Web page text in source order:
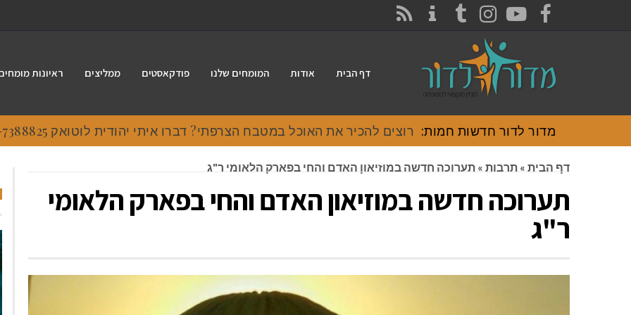
FACEBOOK
YOUTUBE
INSTAGRAM
TUMBLR
דף הבית אודות המומחים שלנו פודקאסטים ממליצים ראיונות
מדור לדור חדשות חמות: רוצים להכיר את האוכל במטבח הצרפתי? דברו איתי יהודית לוטואק 054-7388825.
דף הבית » תרבות » תערוכה חדשה במוזיאון האדם והחי בפארק הלאומי ר"ג
תערוכה חדשה במוזיאון האדם והחי בפארק הלאומי
ר"ג